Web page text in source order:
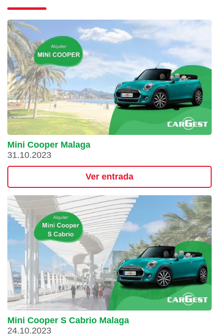
Mini Cooper Malaga
31.10.2023
Ver entrada
Mini Cooper S Cabrio Malaga
24.10.2023